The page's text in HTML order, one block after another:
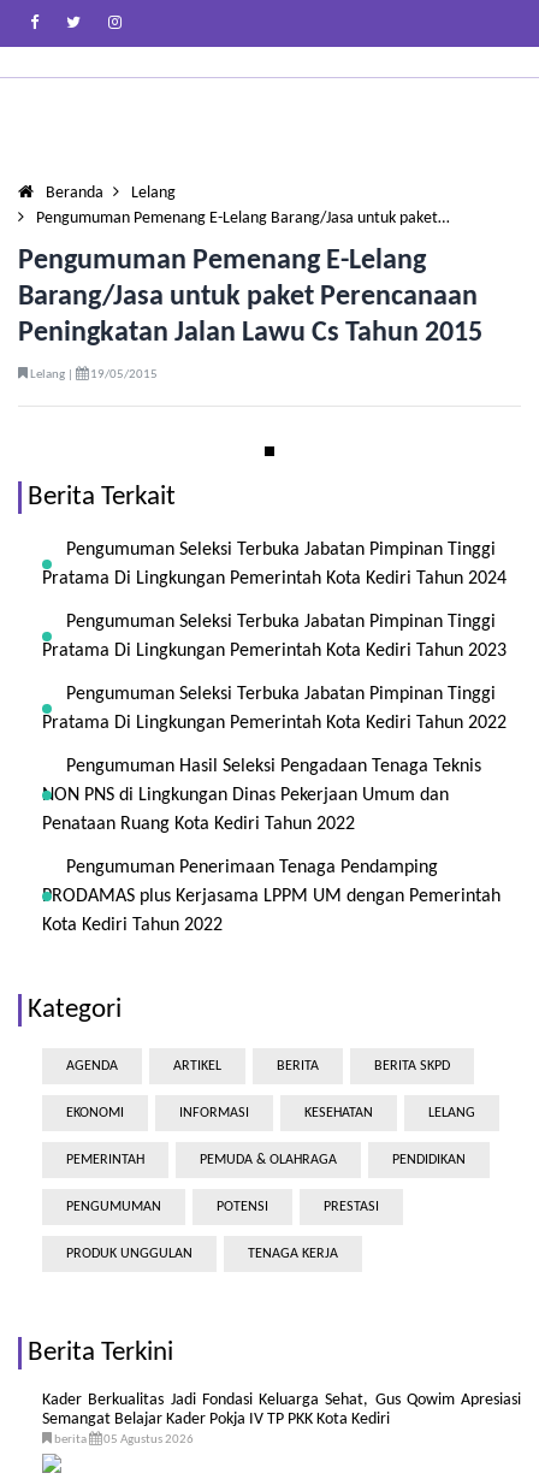
Beranda
Lelang
Pengumuman Pemenang E-Lelang Barang/Jasa untuk paket…
Pengumuman Pemenang E-Lelang
Barang/Jasa untuk paket Perencanaan
Peningkatan Jalan Lawu Cs Tahun 2015
Lelang | 19/05/2015
Berita Terkait
Pengumuman Seleksi Terbuka Jabatan Pimpinan Tinggi
Pratama Di Lingkungan Pemerintah Kota Kediri Tahun 2024
Pengumuman Seleksi Terbuka Jabatan Pimpinan Tinggi
Pratama Di Lingkungan Pemerintah Kota Kediri Tahun 2023
Pengumuman Seleksi Terbuka Jabatan Pimpinan Tinggi
Pratama Di Lingkungan Pemerintah Kota Kediri Tahun 2022
Pengumuman Hasil Seleksi Pengadaan Tenaga Teknis
NON PNS di Lingkungan Dinas Pekerjaan Umum dan
Penataan Ruang Kota Kediri Tahun 2022
Pengumuman Penerimaan Tenaga Pendamping
PRODAMAS plus Kerjasama LPPM UM dengan Pemerintah
Kota Kediri Tahun 2022
Kategori
AGENDA ARTIKEL BERITA BERITA SKPD
EKONOMI INFORMASI KESEHATAN LELANG
PEMERINTAH PEMUDA & OLAHRAGA PENDIDIKAN
PENGUMUMAN POTENSI PRESTASI
PRODUK UNGGULAN TENAGA KERJA
Berita Terkini
Kader Berkualitas Jadi Fondasi Keluarga Sehat, Gus Qowim Apresiasi
Semangat Belajar Kader Pokja IV TP PKK Kota Kediri
berita 05 Agustus 2026